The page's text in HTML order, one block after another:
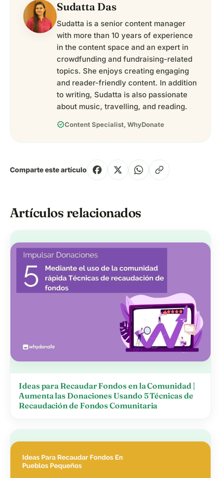
Sudatta Das
Sudatta is a senior content manager
with more than 10 years of experience
in the content space and an expert in
crowdfunding and fundraising-related
topics. She enjoys creating engaging
and reader-friendly content. In addition
to writing, Sudatta is also passionate
about music, travelling, and reading.
verifiedContent Specialist, WhyDonate
Comparte este artículo
Artículos relacionados
Ideas para Recaudar Fondos en la Comunidad |
Aumenta las Donaciones Usando 5 Técnicas de
Recaudación de Fondos Comunitaria